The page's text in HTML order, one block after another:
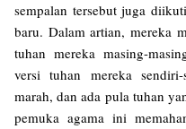
sempalan tersebut juga
baru. Dalam artian, mereka
tuhan mereka masing-
versi tuhan mereka
marah, dan ada pula tuhan
pemuka agama ini